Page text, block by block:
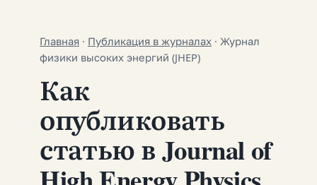
Главная · Публикация в журналах · Журнал
физики высоких энергий (JHEP)
Как
опубликовать
статью в Journal of